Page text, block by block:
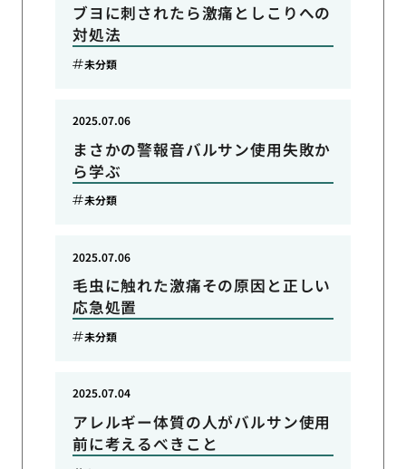
ブヨに刺されたら激痛としこりへの
対処法
未分類
まさかの警報音バルサン使用失敗か
ら学ぶ
2025.07.06
未分類
毛虫に触れた激痛その原因と正しい
応急処置
2025.07.06
未分類
アレルギー体質の人がバルサン使用
前に考えるべきこと
2025.07.04